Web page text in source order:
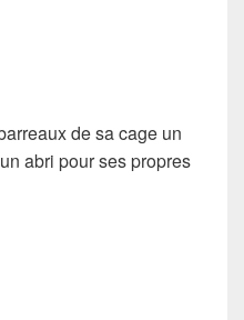
de sa cage un
abri pour ses propres